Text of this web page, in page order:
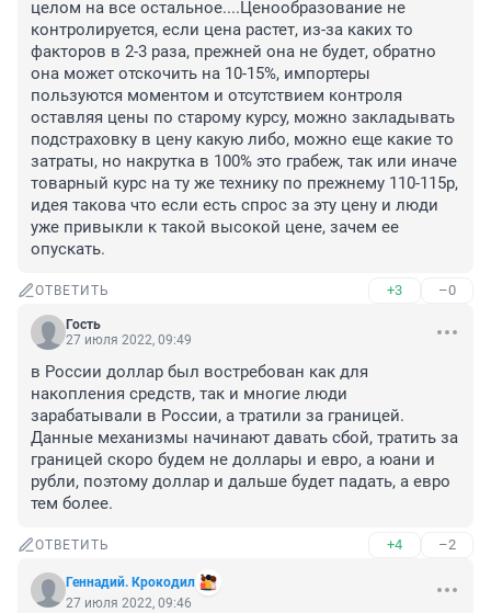
целом на все остальное....Ценообразование не
контролируется, если цена растет, из-за каких то
факторов в 2-3 раза, прежней она не будет, обратно
она может отскочить на 10-15%, импортеры
пользуются моментом и отсутствием контроля
оставляя цены по старому курсу, можно закладывать
подстраховку в цену какую либо, можно еще какие то
затраты, но накрутка в 100% это грабеж, так или иначе
товарный курс на ту же технику по прежнему 110-115р,
идея такова что если есть спрос за эту цену и люди
уже привыкли к такой высокой цене, зачем ее
опускать.
ОТВЕТИТЬ +3 –0
Гость
27 июля 2022, 09:49
в России доллар был востребован как для
накопления средств, так и многие люди
зарабатывали в России, а тратили за границей.
Данные механизмы начинают давать сбой, тратить за
границей скоро будем не доллары и евро, а юани и
рубли, поэтому доллар и дальше будет падать, а евро
тем более.
ОТВЕТИТЬ +4 –2
Геннадий. Крокодил
27 июля 2022, 09:46